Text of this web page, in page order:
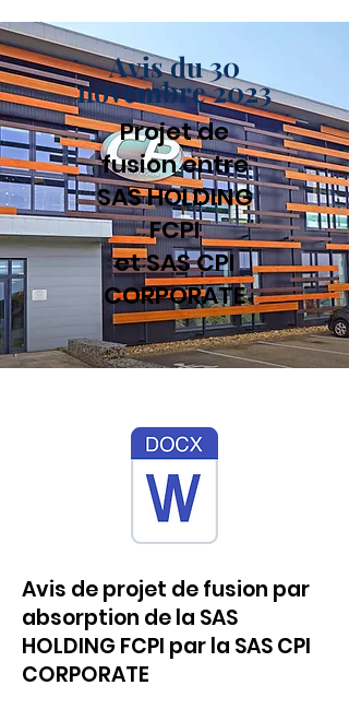
Avis du 30
novembre 2023
Projet de
fusion entre
SAS HOLDING
FCPI
et SAS CPI
CORPORATE
Avis de projet de fusion par
absorption de la SAS
HOLDING FCPI par la SAS CPI
CORPORATE